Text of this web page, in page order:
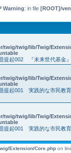
Warning: in file [ROOT]/
twig/twig/lib/Twig/
提起002 『未来世代基金
twig/twig/lib/Twig/
提起001 実践的な市民教
twig/twig/lib/Twig/
提起001 実践的な市民教
Extension/Core.php on